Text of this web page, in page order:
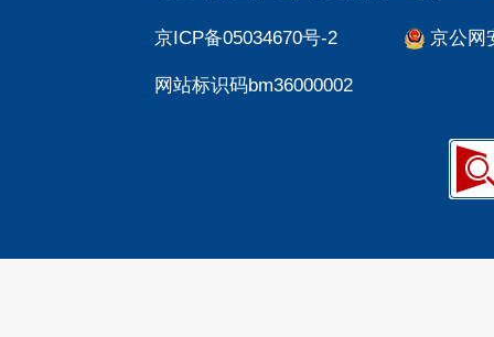
京ICP备05034670号-2 京公网
网站标识码bm36000002